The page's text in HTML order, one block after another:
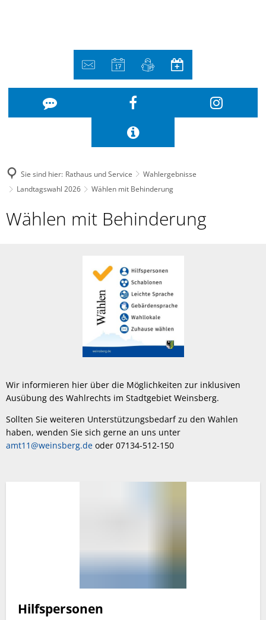
Sie sind hier: Rathaus und Service
Wahlergebnisse
Landtagswahl 2026
Wählen mit Behinderung
Wählen
Wählen mit Behinderung
Wir informieren hier über die Möglichkeiten zur inklusiven
Ausübung des Wahlrechts im Stadtgebiet Weinsberg.
Sollten Sie weiteren Unterstützungsbedarf zu den Wahlen
haben, wenden Sie sich gerne an uns unter
amt11@weinsberg.de oder 07134-512-150
Hilfspersonen